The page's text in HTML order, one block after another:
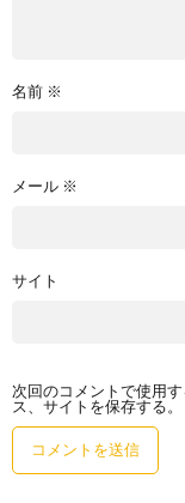
名前 ※
メール ※
サイト
次回のコメントで使用
ス、サイトを保存する。